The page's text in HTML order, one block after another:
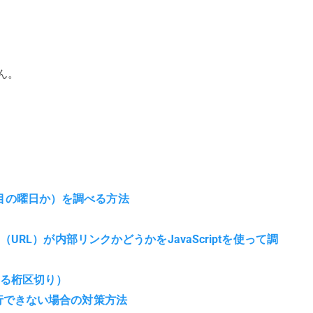
曜日か）を調べる方法
URL）が内部リンクかどうかをJavaScriptを使って調
桁区切り）
きない場合の対策方法